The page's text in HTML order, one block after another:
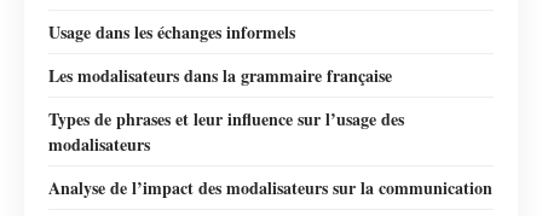
Usage dans les échanges informels
Les modalisateurs dans la grammaire française
Types de phrases et leur influence sur l’usage des
modalisateurs
Analyse de l’impact des modalisateurs sur la communication